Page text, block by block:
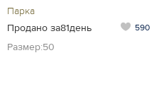
Парка
Продано за81день
590
Размер:50